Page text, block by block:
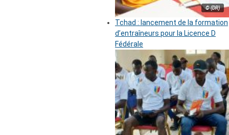
© (DR)
Tchad : lancement de la formation
d’entraîneurs pour la Licence D
Fédérale